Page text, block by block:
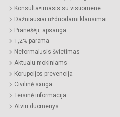
Konsultavimasis su visuomene
Dažniausiai užduodami klausimai
Pranešėjų apsauga
1,2% parama
Neformalusis švietimas
Aktualu mokiniams
Korupcijos prevencija
Civilinė sauga
Teisinė informacija
Atviri duomenys